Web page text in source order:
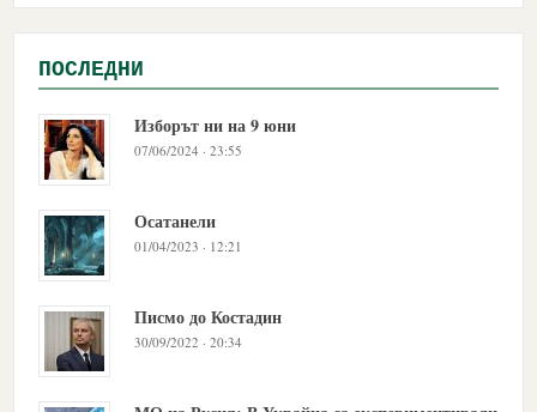
ПОСЛЕДНИ
Изборът ни на 9 юни
07/06/2024 · 23:55
Осатанели
01/04/2023 · 12:21
Писмо до Костадин
30/09/2022 · 20:34